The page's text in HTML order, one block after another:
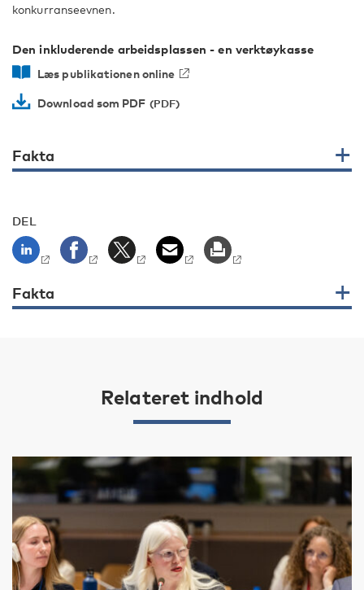
konkurranseevnen.
Den inkluderende arbeidsplassen - en verktøykasse
Læs publikationen online
Download som PDF
Fakta
DEL
Fakta
Relateret indhold